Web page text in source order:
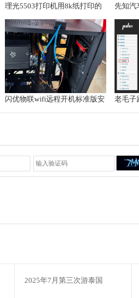
理光5503打印机用8k纸打印的
方法
先知汽
明书使
闪优物联wifi远程开机标准版安
老毛子
2025年7月第三次游泰国